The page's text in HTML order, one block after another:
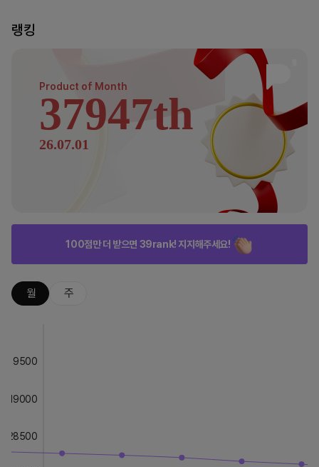
랭킹
Product of Month
37947th
26.07.01
100점만 더 받으면 39rank! 지지해주세요!
월 주
9500
19000
28500